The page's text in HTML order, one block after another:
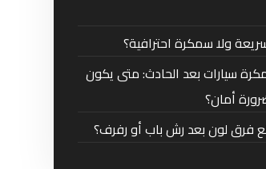
ولا سمكرة احترافية؟
سيارات بعد الحادث: متى يكون
أمان؟
فرق لون بعد رش باب أو رفرف؟